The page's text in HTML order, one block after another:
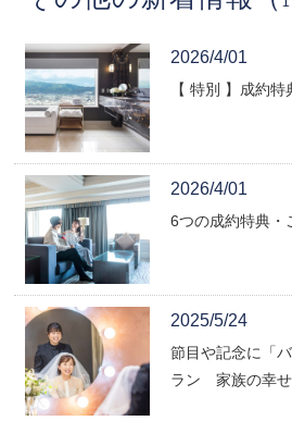
2026/4/01
【 特別 】成約
2026/4/01
6つの成約特典・
2025/5/24
節目や記念に「
ラン 家族の幸せ